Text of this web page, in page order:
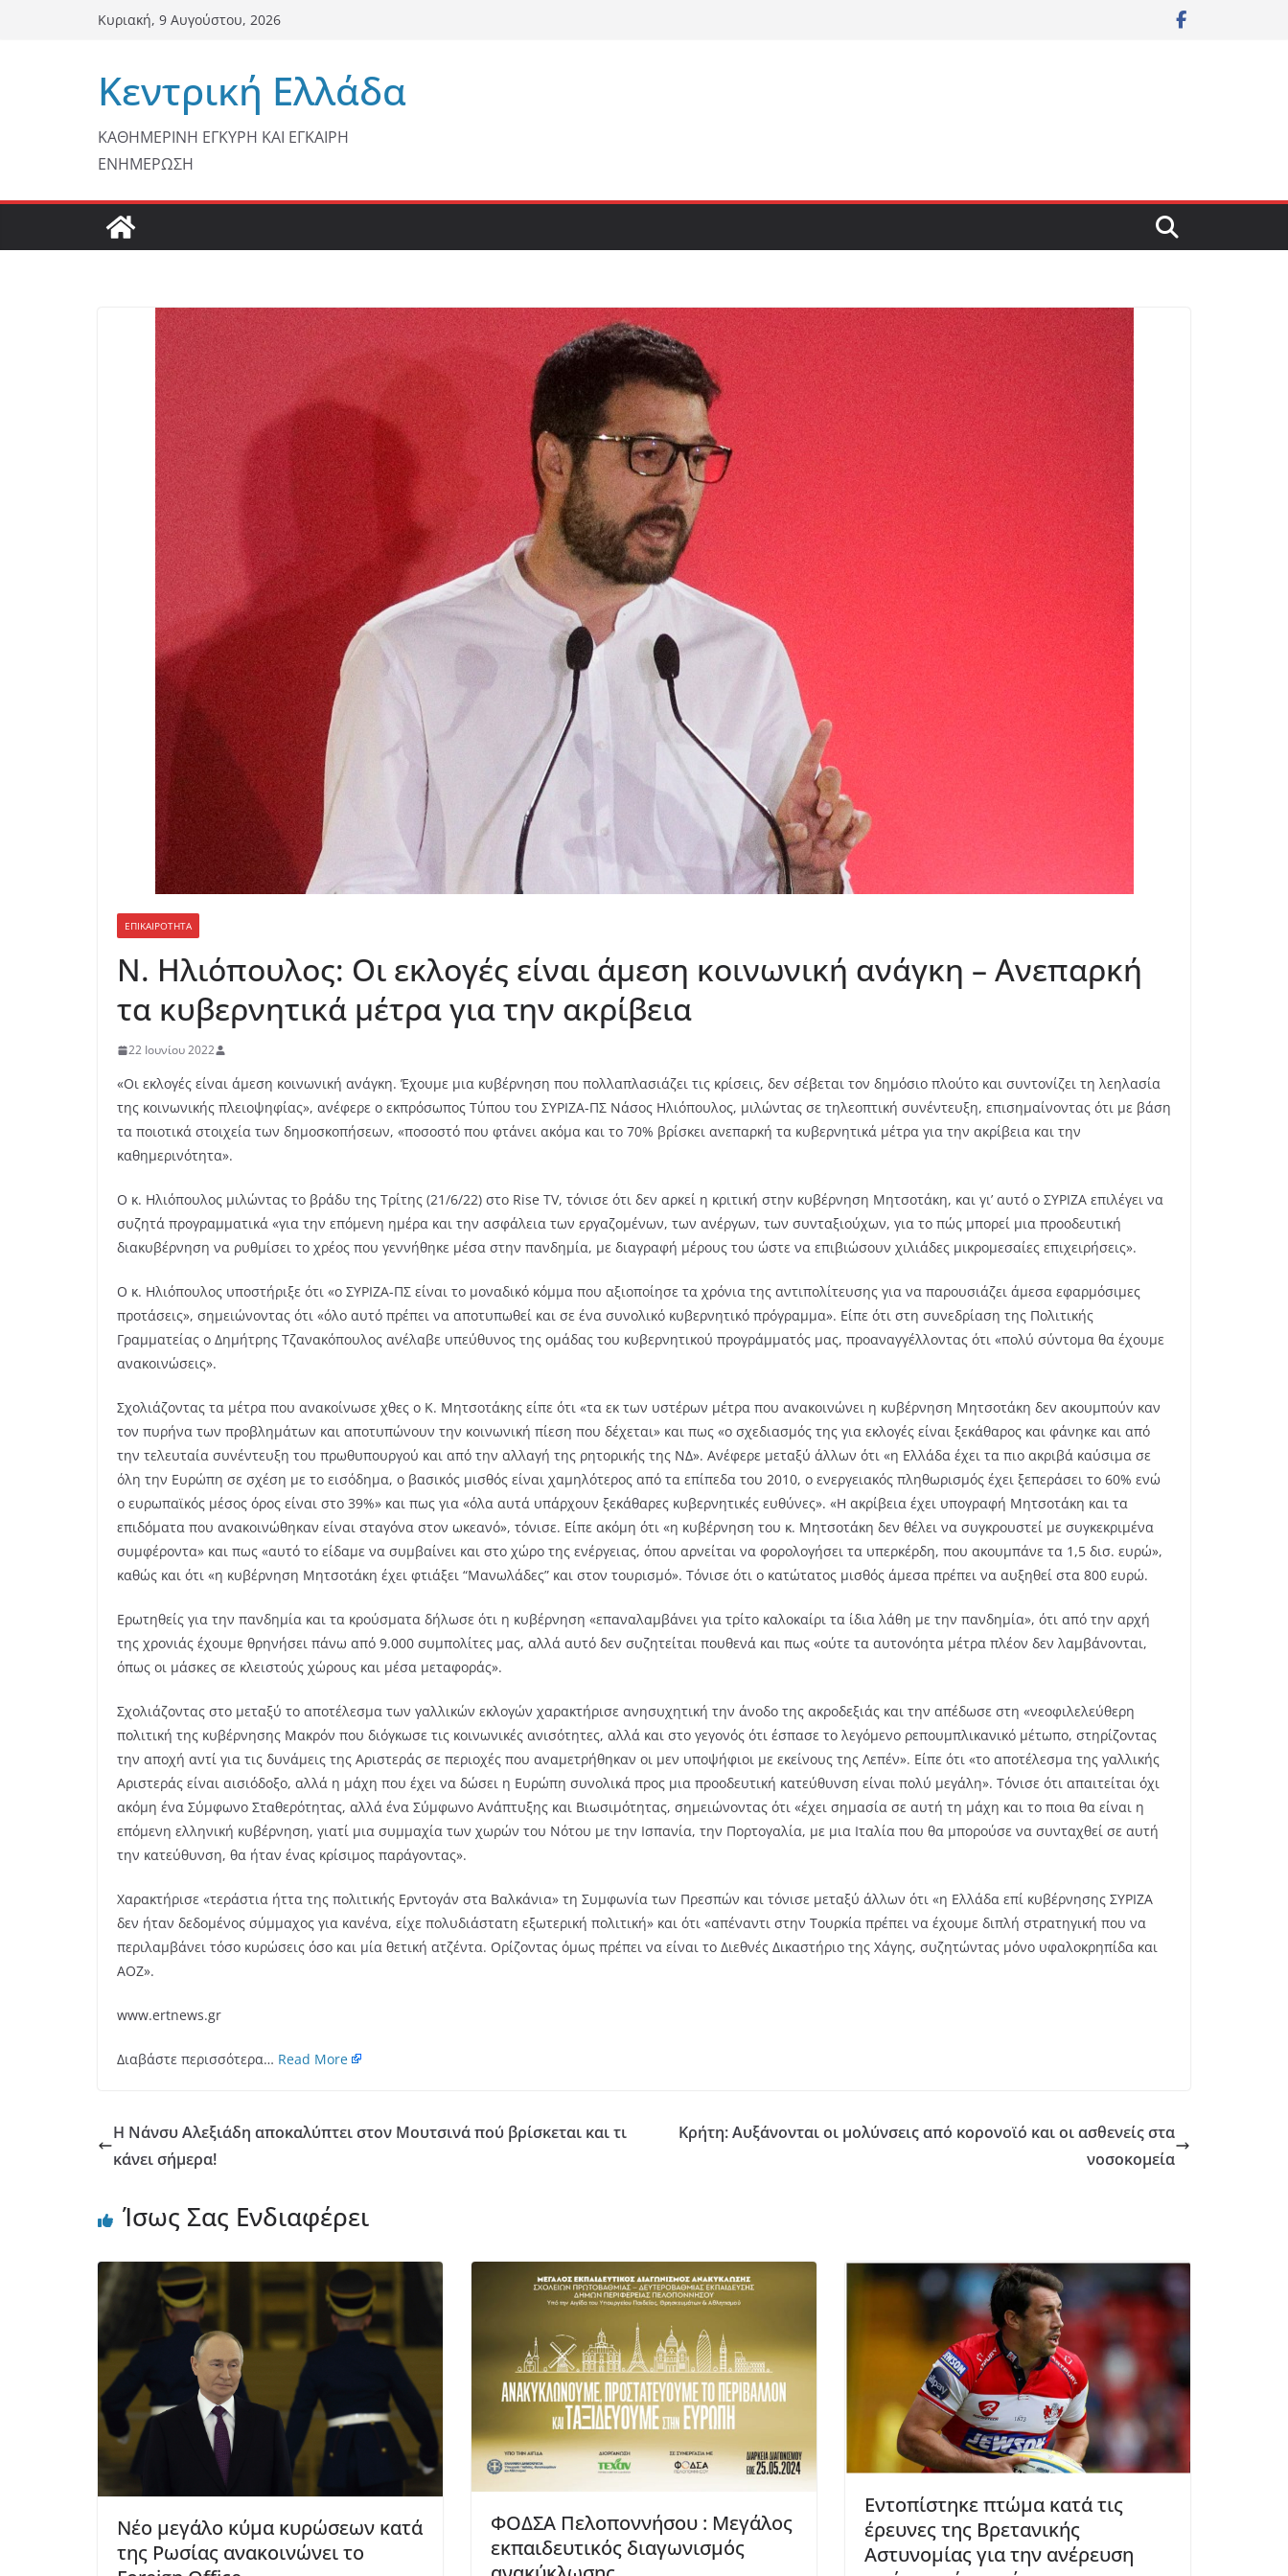
Κυριακή, 9 Αυγούστου, 2026
Κεντρική Ελλάδα
ΚΑΘΗΜΕΡΙΝΗ ΕΓΚΥΡΗ ΚΑΙ ΕΓΚΑΙΡΗ
ΕΝΗΜΕΡΩΣΗ
ΕΠΙΚΑΙΡΟΤΗΤΑ
Ν. Ηλιόπουλος: Οι εκλογές είναι άμεση κοινωνική ανάγκη – Ανεπαρκή
τα κυβερνητικά μέτρα για την ακρίβεια
22 Ιουνίου 2022
«Οι εκλογές είναι άμεση κοινωνική ανάγκη. Έχουμε μια κυβέρνηση που πολλαπλασιάζει τις κρίσεις, δεν σέβεται τον δημόσιο πλούτο και συντονίζει τη λεηλασία
της κοινωνικής πλειοψηφίας», ανέφερε ο εκπρόσωπος Τύπου του ΣΥΡΙΖΑ-ΠΣ Νάσος Ηλιόπουλος, μιλώντας σε τηλεοπτική συνέντευξη, επισημαίνοντας ότι με βάση
τα ποιοτικά στοιχεία των δημοσκοπήσεων, «ποσοστό που φτάνει ακόμα και το 70% βρίσκει ανεπαρκή τα κυβερνητικά μέτρα για την ακρίβεια και την
καθημερινότητα».
Ο κ. Ηλιόπουλος μιλώντας το βράδυ της Τρίτης (21/6/22) στο Rise TV, τόνισε ότι δεν αρκεί η κριτική στην κυβέρνηση Μητσοτάκη, και γι’ αυτό ο ΣΥΡΙΖΑ επιλέγει να
συζητά προγραμματικά «για την επόμενη ημέρα και την ασφάλεια των εργαζομένων, των ανέργων, των συνταξιούχων, για το πώς μπορεί μια προοδευτική
διακυβέρνηση να ρυθμίσει το χρέος που γεννήθηκε μέσα στην πανδημία, με διαγραφή μέρους του ώστε να επιβιώσουν χιλιάδες μικρομεσαίες επιχειρήσεις».
Ο κ. Ηλιόπουλος υποστήριξε ότι «ο ΣΥΡΙΖΑ-ΠΣ είναι το μοναδικό κόμμα που αξιοποίησε τα χρόνια της αντιπολίτευσης για να παρουσιάζει άμεσα εφαρμόσιμες
προτάσεις», σημειώνοντας ότι «όλο αυτό πρέπει να αποτυπωθεί και σε ένα συνολικό κυβερνητικό πρόγραμμα». Είπε ότι στη συνεδρίαση της Πολιτικής
Γραμματείας ο Δημήτρης Τζανακόπουλος ανέλαβε υπεύθυνος της ομάδας του κυβερνητικού προγράμματός μας, προαναγγέλλοντας ότι «πολύ σύντομα θα έχουμε
ανακοινώσεις».
Σχολιάζοντας τα μέτρα που ανακοίνωσε χθες ο Κ. Μητσοτάκης είπε ότι «τα εκ των υστέρων μέτρα που ανακοινώνει η κυβέρνηση Μητσοτάκη δεν ακουμπούν καν
τον πυρήνα των προβλημάτων και αποτυπώνουν την κοινωνική πίεση που δέχεται» και πως «ο σχεδιασμός της για εκλογές είναι ξεκάθαρος και φάνηκε και από
την τελευταία συνέντευξη του πρωθυπουργού και από την αλλαγή της ρητορικής της ΝΔ». Ανέφερε μεταξύ άλλων ότι «η Ελλάδα έχει τα πιο ακριβά καύσιμα σε
όλη την Ευρώπη σε σχέση με το εισόδημα, ο βασικός μισθός είναι χαμηλότερος από τα επίπεδα του 2010, ο ενεργειακός πληθωρισμός έχει ξεπεράσει το 60% ενώ
ο ευρωπαϊκός μέσος όρος είναι στο 39%» και πως για «όλα αυτά υπάρχουν ξεκάθαρες κυβερνητικές ευθύνες». «Η ακρίβεια έχει υπογραφή Μητσοτάκη και τα
επιδόματα που ανακοινώθηκαν είναι σταγόνα στον ωκεανό», τόνισε. Είπε ακόμη ότι «η κυβέρνηση του κ. Μητσοτάκη δεν θέλει να συγκρουστεί με συγκεκριμένα
συμφέροντα» και πως «αυτό το είδαμε να συμβαίνει και στο χώρο της ενέργειας, όπου αρνείται να φορολογήσει τα υπερκέρδη, που ακουμπάνε τα 1,5 δισ. ευρώ»,
καθώς και ότι «η κυβέρνηση Μητσοτάκη έχει φτιάξει “Μανωλάδες” και στον τουρισμό». Τόνισε ότι ο κατώτατος μισθός άμεσα πρέπει να αυξηθεί στα 800 ευρώ.
Ερωτηθείς για την πανδημία και τα κρούσματα δήλωσε ότι η κυβέρνηση «επαναλαμβάνει για τρίτο καλοκαίρι τα ίδια λάθη με την πανδημία», ότι από την αρχή
της χρονιάς έχουμε θρηνήσει πάνω από 9.000 συμπολίτες μας, αλλά αυτό δεν συζητείται πουθενά και πως «ούτε τα αυτονόητα μέτρα πλέον δεν λαμβάνονται,
όπως οι μάσκες σε κλειστούς χώρους και μέσα μεταφοράς».
Σχολιάζοντας στο μεταξύ το αποτέλεσμα των γαλλικών εκλογών χαρακτήρισε ανησυχητική την άνοδο της ακροδεξιάς και την απέδωσε στη «νεοφιλελεύθερη
πολιτική της κυβέρνησης Μακρόν που διόγκωσε τις κοινωνικές ανισότητες, αλλά και στο γεγονός ότι έσπασε το λεγόμενο ρεπουμπλικανικό μέτωπο, στηρίζοντας
την αποχή αντί για τις δυνάμεις της Αριστεράς σε περιοχές που αναμετρήθηκαν οι μεν υποψήφιοι με εκείνους της Λεπέν». Είπε ότι «το αποτέλεσμα της γαλλικής
Αριστεράς είναι αισιόδοξο, αλλά η μάχη που έχει να δώσει η Ευρώπη συνολικά προς μια προοδευτική κατεύθυνση είναι πολύ μεγάλη». Τόνισε ότι απαιτείται όχι
ακόμη ένα Σύμφωνο Σταθερότητας, αλλά ένα Σύμφωνο Ανάπτυξης και Βιωσιμότητας, σημειώνοντας ότι «έχει σημασία σε αυτή τη μάχη και το ποια θα είναι η
επόμενη ελληνική κυβέρνηση, γιατί μια συμμαχία των χωρών του Νότου με την Ισπανία, την Πορτογαλία, με μια Ιταλία που θα μπορούσε να συνταχθεί σε αυτή
την κατεύθυνση, θα ήταν ένας κρίσιμος παράγοντας».
Χαρακτήρισε «τεράστια ήττα της πολιτικής Ερντογάν στα Βαλκάνια» τη Συμφωνία των Πρεσπών και τόνισε μεταξύ άλλων ότι «η Ελλάδα επί κυβέρνησης ΣΥΡΙΖΑ
δεν ήταν δεδομένος σύμμαχος για κανένα, είχε πολυδιάστατη εξωτερική πολιτική» και ότι «απέναντι στην Τουρκία πρέπει να έχουμε διπλή στρατηγική που να
περιλαμβάνει τόσο κυρώσεις όσο και μία θετική ατζέντα. Ορίζοντας όμως πρέπει να είναι το Διεθνές Δικαστήριο της Χάγης, συζητώντας μόνο υφαλοκρηπίδα και
ΑΟΖ».
www.ertnews.gr
Διαβάστε περισσότερα… Read More
Η Νάνσυ Αλεξιάδη αποκαλύπτει στον Μουτσινά πού βρίσκεται και τι
κάνει σήμερα!
Κρήτη: Αυξάνονται οι μολύνσεις από κορονοϊό και οι ασθενείς στα
νοσοκομεία
Ίσως Σας Ενδιαφέρει
Νέο μεγάλο κύμα κυρώσεων κατά
της Ρωσίας ανακοινώνει το
ΦΟΔΣΑ Πελοποννήσου : Μεγάλος
εκπαιδευτικός διαγωνισμός
Εντοπίστηκε πτώμα κατά τις
έρευνες της Βρετανικής
Αστυνομίας για την ανέρευση